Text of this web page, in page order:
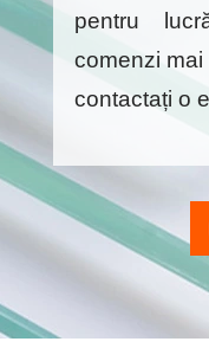
pentru
comenzi
contactați o